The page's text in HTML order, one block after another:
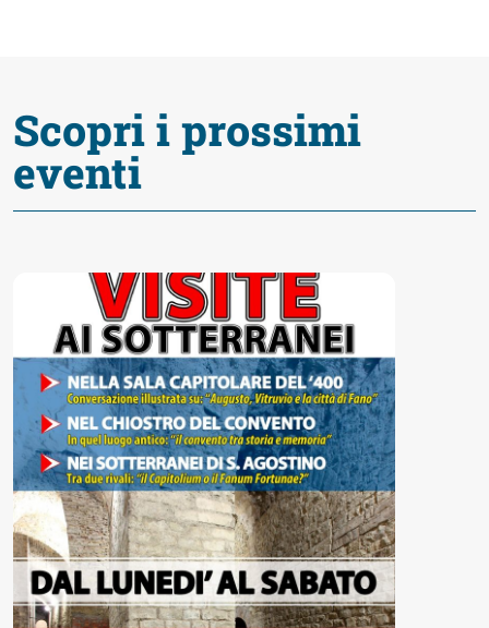
storici
Enogastronomia
Informazioni
Guide
Fano
Accessibili
Scopri i prossimi
eventi